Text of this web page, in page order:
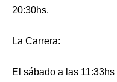
20:30hs.
La Carrera:
El sábado a las